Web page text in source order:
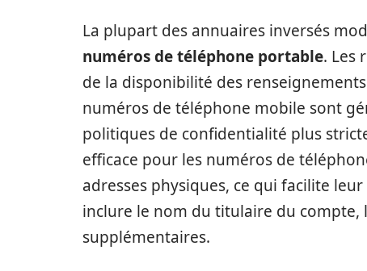
La plupart des annuaires inversés
numéros de téléphone portable. Les
de la disponibilité des
numéros de téléphone mobile sont
politiques de confidentialité plus
efficace pour les numéros de
adresses physiques, ce qui facilite
inclure le nom du titulaire du compte,
supplémentaires.